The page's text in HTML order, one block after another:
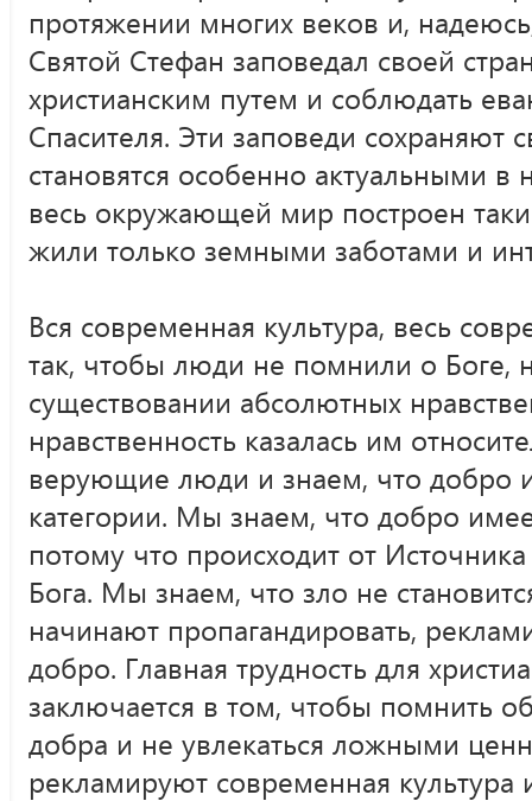
протяжении многих веков и,
Святой Стефан заповедал своей
христианским путем и соблюдать
Спасителя. Эти заповеди сохраняют
становятся особенно актуальными
весь окружающей мир построен
жили только земными заботами и
Вся современная культура, весь
так, чтобы люди не помнили о Боге,
существовании абсолютных
нравственность казалась им
верующие люди и знаем, что добро
категории. Мы знаем, что добро
потому что происходит от
Бога. Мы знаем, что зло не
начинают пропагандировать,
добро. Главная трудность для
заключается в том, чтобы помнить
добра и не увлекаться ложными
рекламируют современная